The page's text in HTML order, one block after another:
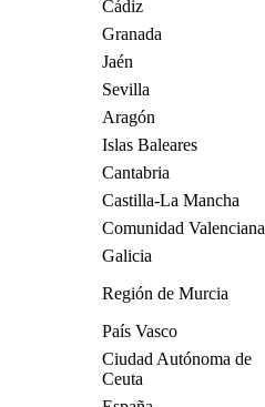
Cádiz
Granada
Jaén
Sevilla
Aragón
Islas Baleares
Cantabria
Castilla-La Mancha
Comunidad Valenciana
Galicia
Región de Murcia
País Vasco
Ciudad Autónoma de
Ceuta